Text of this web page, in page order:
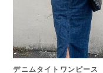
デニムタイトワンピー